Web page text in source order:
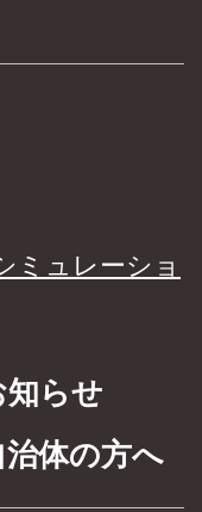
ミュレーショ
知らせ
治体の方へ